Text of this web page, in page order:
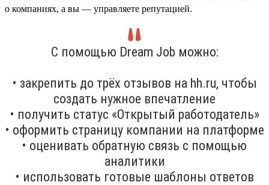
о компаниях, а вы — управляете репутацией.
С помощью Dream Job можно:
• закрепить до трёх отзывов на hh.ru, чтобы
создать нужное впечатление
• получить статус «Открытый работодатель»
• оформить страницу компании на платформе
• оценивать обратную связь с помощью
аналитики
• использовать готовые шаблоны ответов